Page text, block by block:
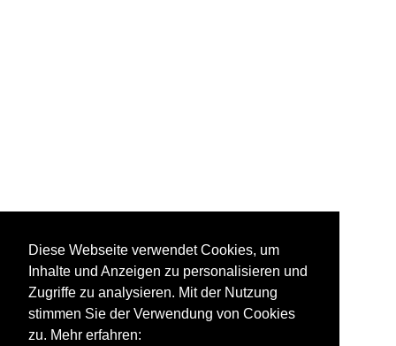
Diese Webseite verwendet Cookies, um
Inhalte und Anzeigen zu personalisieren und
Zugriffe zu analysieren. Mit der Nutzung
stimmen Sie der Verwendung von Cookies
zu. Mehr erfahren: